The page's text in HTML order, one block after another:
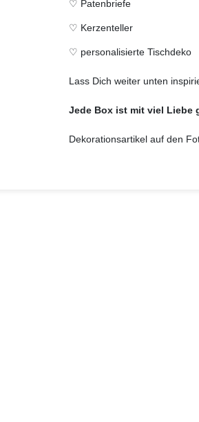
♡ Patenbriefe
♡ Kerzenteller
♡ personalisierte Tischdeko
Lass Dich weiter unten
Jede Box ist mit viel Liebe
Dekorationsartikel auf den